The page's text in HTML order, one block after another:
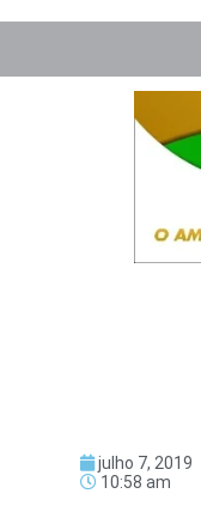
julho 7, 2019
10:58 am